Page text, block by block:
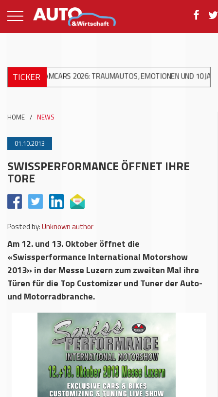
TICKER 2026: TRAUMAUTOS, EMOTIONEN UND 10 JAHRE ACW
HOME / NEWS
01.10.2013
SWISSPERFORMANCE ÖFFNET IHRE
TORE
Posted by:Unknown author
Am 12. und 13. Oktober öffnet die
«Swissperformance International Motorshow
2013» in der Messe Luzern zum zweiten Mal ihre
Türen für die Top Customizer und Tuner der Auto-
und Motorradbranche.